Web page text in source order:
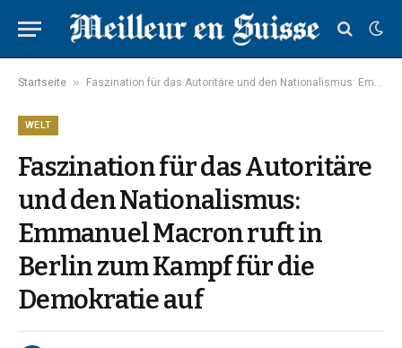
Startseite » Faszination für das Autoritäre und den Nationalismus: Emmanuel Macron ruft in Berlin zum Kampf für die Demokratie auf
WELT
Faszination für das Autoritäre
und den Nationalismus:
Emmanuel Macron ruft in
Berlin zum Kampf für die
Demokratie auf